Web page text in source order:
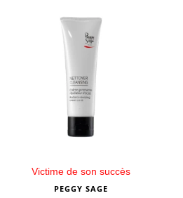
Victime de son succès
PEGGY SAGE